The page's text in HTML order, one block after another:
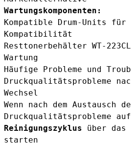
Wartungskomponenten:
Kompatible Drum-Units
für
Kompatibilität
Resttonerbehälter WT-223CL
Wartung
Häufige Probleme und
Druckqualitätsprobleme
Wechsel
Wenn nach dem Austausch
Druckqualitätsprobleme
Reinigungszyklus über das
starten